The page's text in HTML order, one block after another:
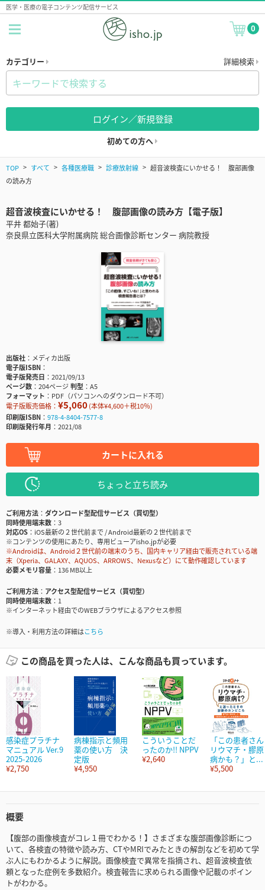
医学・医療の電子コンテンツ配信サービス
0
カテゴリー 詳細検索
ログイン／新規登録
初めての方へ
TOP すべて 各種医療職 診療放射線
超音波検査にいかせる！ 腹部画像
の読み方
超音波検査にいかせる！ 腹部画像の読み方【電子版】
平井 都始子(著)
奈良県立医科大学附属病院 総合画像診断センター 病院教授
出版社
メディカ出版
電子版ISBN
電子版発売日
2021/09/13
ページ数
204ページ判型
A5
フォーマット
PDF（パソコンへのダウンロード不可）
電子版販売価格： ¥5,060(本体¥4,600＋税10％)
印刷版ISBN
978-4-8404-7577-8
印刷版発行年月
2021/08
カートに入れる
ちょっと立ち読み
ご利用方法
ダウンロード型配信サービス（買切型）
同時使用端末数
3
対応OS
iOS最新の２世代前まで / Android最新の２世代前まで
※コンテンツの使用にあたり、専用ビューアisho.jpが必要
※Androidは、Android２世代前の端末のうち、国内キャリア経由で販売されている端
末（Xperia、GALAXY、AQUOS、ARROWS、Nexusなど）にて動作確認しています
必要メモリ容量
136 MB以上
ご利用方法
アクセス型配信サービス（買切型）
同時使用端末数
1
※インターネット経由でのWEBブラウザによるアクセス参照
※導入・利用方法の詳細はこちら
この商品を買った人は、こんな商品も買っています。
感染症プラチナ
マニュアル Ver.9
2025-2026
¥2,750
病棟指示と頻用
薬の使い方 決
定版
¥4,950
こういうことだ
ったのか!! NPPV
¥2,640
「この患者さん
リウマチ・膠原
病かも？」と...
¥5,500
概要
【腹部の画像検査がコレ１冊でわかる！】さまざまな腹部画像診断につ
いて、各検査の特徴や読み方、CTやMRIでみたときの解剖などを初めて学
ぶ人にもわかるように解説。画像検査で異常を指摘され、超音波検査依
頼となった症例を多数紹介。検査報告に求められる画像や記載のポイン
トがわかる。